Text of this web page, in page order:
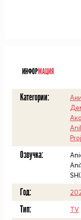
ИНФОРМАЦИЯ
Категории:
Озвучка:
Год:
Тип: TV